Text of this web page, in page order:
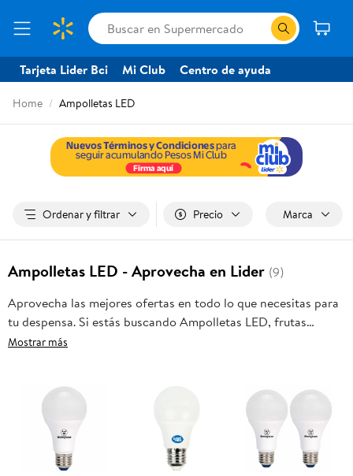
Tarjeta Lider Bci Mi Club Centro de ayuda
Home Ampolletas LED
Ordenar y filtrar Precio Marca
Ampolletas LED - Aprovecha en Lider (9)
Aprovecha las mejores ofertas en todo lo que necesitas para
tu despensa. Si estás buscando Ampolletas LED, frutas
frescas, carnes, pan o productos para el hogar, aquí lo
oportunidad sea realmente conveniente para ti y tu familia.
Mostrar más